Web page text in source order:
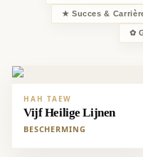
★ Succes &
✿
HAH TAEW
Vijf Heilige Lijnen
BESCHERMING